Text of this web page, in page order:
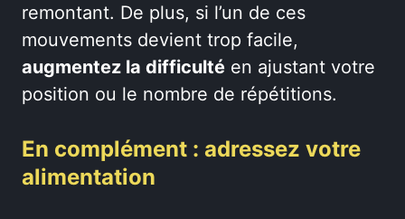
remontant. De plus, si l’un de ces
mouvements devient trop facile,
augmentez la difficulté en ajustant votre
position ou le nombre de répétitions.
En complément : adressez votre
alimentation